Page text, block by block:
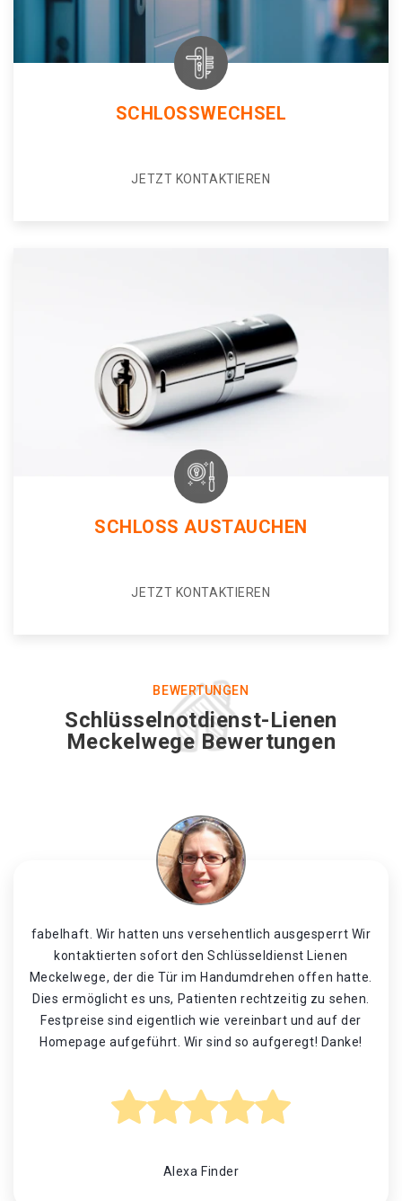
SCHLOSSWECHSEL
JETZT KONTAKTIEREN
SCHLOSS AUSTAUCHEN
JETZT KONTAKTIEREN
BEWERTUNGEN
Schlüsselnotdienst-Lienen
Meckelwege Bewertungen
fabelhaft. Wir hatten uns versehentlich ausgesperrt Wir
kontaktierten sofort den Schlüsseldienst Lienen
Meckelwege, der die Tür im Handumdrehen offen hatte.
Dies ermöglicht es uns, Patienten rechtzeitig zu sehen.
Festpreise sind eigentlich wie vereinbart und auf der
Homepage aufgeführt. Wir sind so aufgeregt! Danke!
Alexa Finder